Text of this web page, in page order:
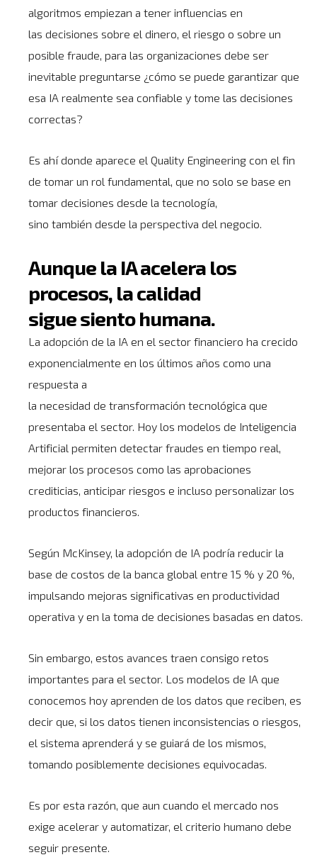
algoritmos empiezan a tener influencias en
las decisiones sobre el dinero, el riesgo o sobre un
posible fraude, para las organizaciones debe ser
inevitable preguntarse ¿cómo se puede garantizar que
esa IA realmente sea confiable y tome las decisiones
correctas?
Es ahí donde aparece el Quality Engineering con el fin
de tomar un rol fundamental, que no solo se base en
tomar decisiones desde la tecnología,
sino también desde la perspectiva del negocio.
Aunque la IA acelera los
procesos, la calidad
sigue siento humana.
La adopción de la IA en el sector financiero ha crecido
exponencialmente en los últimos años como una
respuesta a
la necesidad de transformación tecnológica que
presentaba el sector. Hoy los modelos de Inteligencia
Artificial permiten detectar fraudes en tiempo real,
mejorar los procesos como las aprobaciones
crediticias, anticipar riesgos e incluso personalizar los
productos financieros.
Según McKinsey, la adopción de IA podría reducir la
base de costos de la banca global entre 15 % y 20 %,
impulsando mejoras significativas en productividad
operativa y en la toma de decisiones basadas en datos.
Sin embargo, estos avances traen consigo retos
importantes para el sector. Los modelos de IA que
conocemos hoy aprenden de los datos que reciben, es
decir que, si los datos tienen inconsistencias o riesgos,
el sistema aprenderá y se guiará de los mismos,
tomando posiblemente decisiones equivocadas.
Es por esta razón, que aun cuando el mercado nos
exige acelerar y automatizar, el criterio humano debe
seguir presente.